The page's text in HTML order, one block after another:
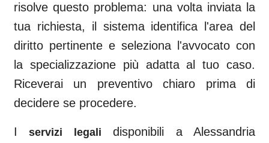
risolve questo problema: una volta inviata la
tua richiesta, il sistema identifica l'area del
diritto pertinente e seleziona l'avvocato con
la specializzazione più adatta al tuo caso.
Riceverai un preventivo chiaro prima di
decidere se procedere.
Iservizi legali disponibili a
Alessandria